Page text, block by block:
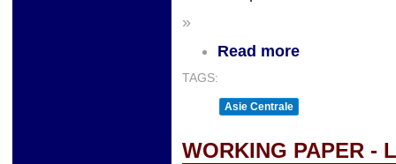
»
Read more
TAGS:
Asie Centrale
WORKING PAPER -